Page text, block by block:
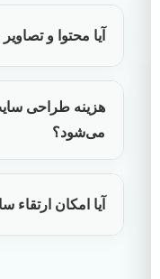
آیا محتوا و
هزینه طراحی
می‌شود؟
آیا امکان ارتقاء